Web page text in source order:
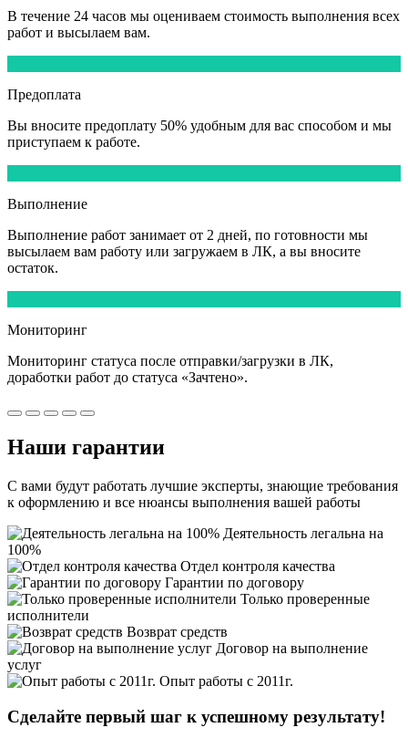
В течение 24 часов мы оцениваем стоимость выполнения всех
работ и высылаем вам.
Предоплата
Вы вносите предоплату 50% удобным для вас способом и мы
приступаем к работе.
Выполнение
Выполнение работ занимает от 2 дней, по готовности мы
высылаем вам работу или загружаем в ЛК, а вы вносите
остаток.
Мониторинг
Мониторинг статуса после отправки/загрузки в ЛК,
доработки работ до статуса «Зачтено».
Наши гарантии
С вами будут работать лучшие эксперты, знающие требования
к оформлению и все нюансы выполнения вашей работы
Деятельность легальна на
100%
Отдел контроля качества
Гарантии по договору
Только проверенные
исполнители
Возврат средств
Договор на выполнение
услуг
Опыт работы с 2011г.
Сделайте первый шаг к успешному результату!